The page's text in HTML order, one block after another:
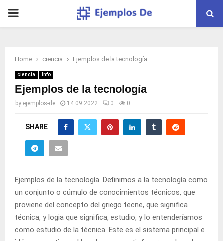
PRIMARY
Home ciencia Ejemplos de la tecnología
ciencia Info
Ejemplos de la tecnología
by ejemplos-de 14.09.2022 0 0
SHARE
Ejemplos de la tecnología. Definimos a la tecnología como
un conjunto o cúmulo de conocimientos técnicos, que
proviene del concepto del griego tecne, que significa
técnica, y logia que significa, estudio, y lo entenderíamos
como estudio de la técnica. Este es el sistema principal e